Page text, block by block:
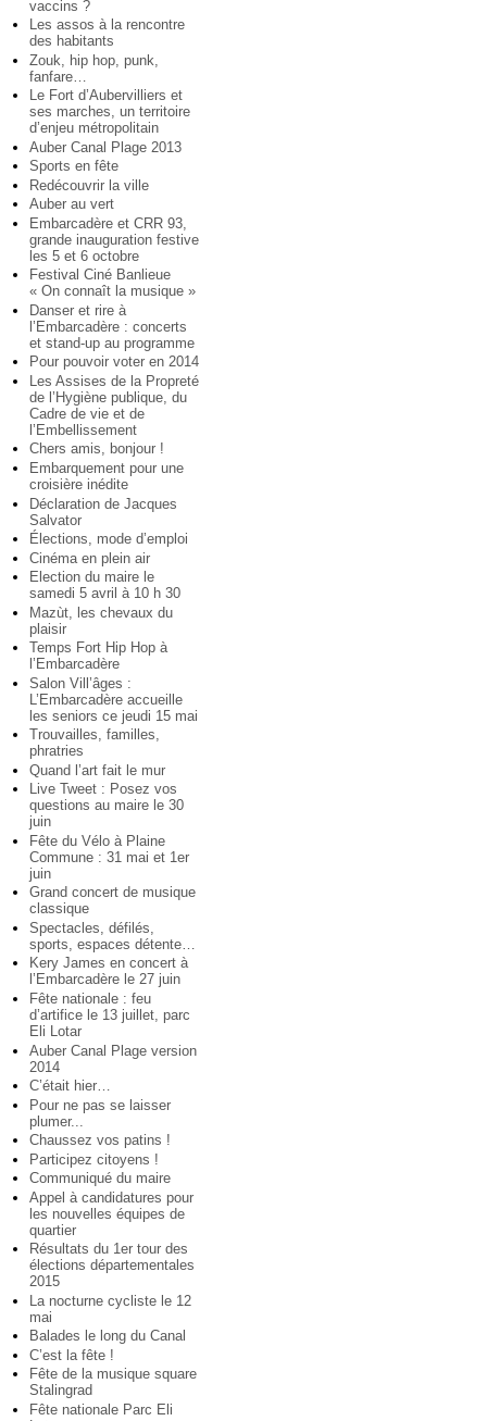
vaccins ?
Les assos à la rencontre
des habitants
Zouk, hip hop, punk,
fanfare…
Le Fort d’Aubervilliers et
ses marches, un territoire
d’enjeu métropolitain
Auber Canal Plage 2013
Sports en fête
Redécouvrir la ville
Auber au vert
Embarcadère et CRR 93,
grande inauguration festive
les 5 et 6 octobre
Festival Ciné Banlieue
« On connaît la musique »
Danser et rire à
l’Embarcadère : concerts
et stand-up au programme
Pour pouvoir voter en 2014
Les Assises de la Propreté
de l’Hygiène publique, du
Cadre de vie et de
l’Embellissement
Chers amis, bonjour !
Embarquement pour une
croisière inédite
Déclaration de Jacques
Salvator
Élections, mode d’emploi
Cinéma en plein air
Election du maire le
samedi 5 avril à 10 h 30
Mazùt, les chevaux du
plaisir
Temps Fort Hip Hop à
l’Embarcadère
Salon Vill’âges :
L’Embarcadère accueille
les seniors ce jeudi 15 mai
Trouvailles, familles,
phratries
Quand l’art fait le mur
Live Tweet : Posez vos
questions au maire le 30
juin
Fête du Vélo à Plaine
Commune : 31 mai et 1er
juin
Grand concert de musique
classique
Spectacles, défilés,
sports, espaces détente…
Kery James en concert à
l’Embarcadère le 27 juin
Fête nationale : feu
d’artifice le 13 juillet, parc
Eli Lotar
Auber Canal Plage version
2014
C’était hier…
Pour ne pas se laisser
plumer...
Chaussez vos patins !
Participez citoyens !
Communiqué du maire
Appel à candidatures pour
les nouvelles équipes de
quartier
Résultats du 1er tour des
élections départementales
2015
La nocturne cycliste le 12
mai
Balades le long du Canal
C’est la fête !
Fête de la musique square
Stalingrad
Fête nationale Parc Eli